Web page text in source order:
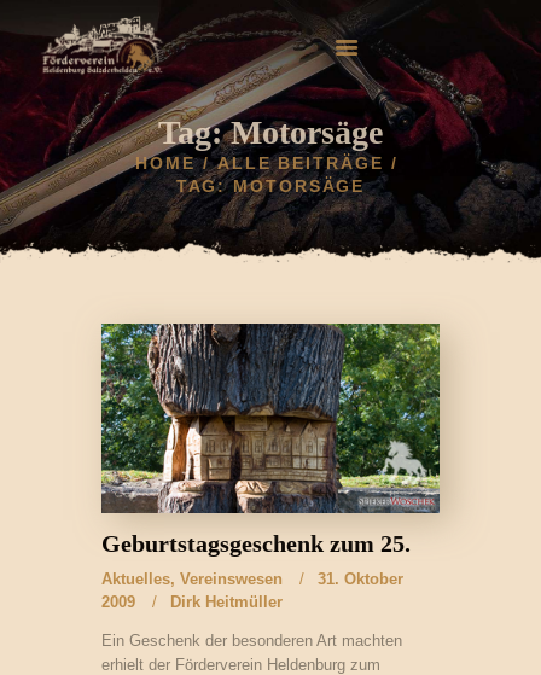
Tag: Motorsäge
HOME
ALLE BEITRÄGE
TAG: MOTORSÄGE
HOME
AKTUELLES
HISTORIE
VEREIN
GALERIE
Geburtstagsgeschenk zum 25.
Aktuelles, Vereinswesen
31. Oktober
2009
Dirk Heitmüller
Ein Geschenk der besonderen Art machten
erhielt der Förderverein Heldenburg zum